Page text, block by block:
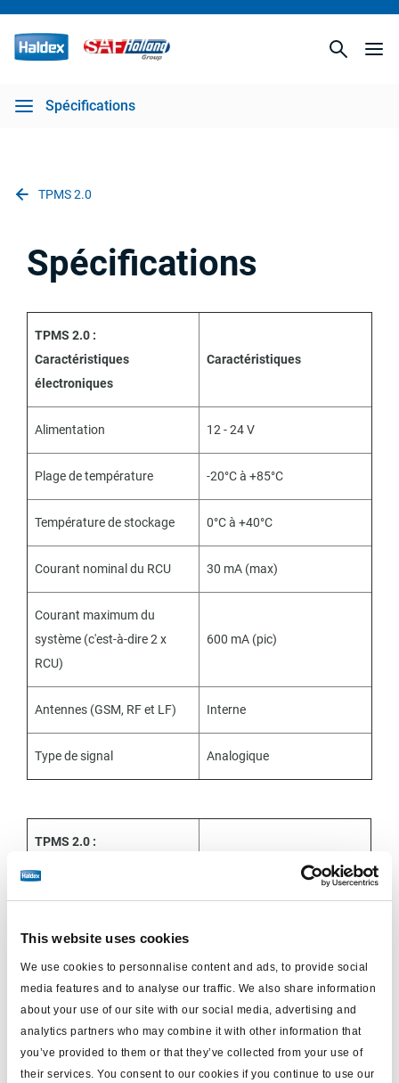
This website uses cookies
We use cookies to personnalise content and ads, to provide social
media features and to analyse our traffic. We also share information
about your use of our site with our social media, advertising and
analytics partners who may combine it with other information that
you’ve provided to them or that they’ve collected from your use of
their services. You consent to our cookies if you continue to use our
Spécifications
TPMS 2.0
Spécifications
TPMS 2.0 :
Caractéristiques
électroniques
Caractéristiques
Alimentation 12 - 24 V
Plage de température -20°C à +85°C
Température de stockage 0°C à +40°C
Courant nominal du RCU 30 mA (max)
Courant maximum du
système (c'est-à-dire 2 x
RCU)
600 mA (pic)
Antennes (GSM, RF et LF) Interne
Type de signal Analogique
TPMS 2.0 :
Caractéristiques
Masse totale
Dimensions (L x L x H ) 118 x 98 x 57 mm
Connecteur femelle TE 1-1418469-1
Indice de protection IPx9K